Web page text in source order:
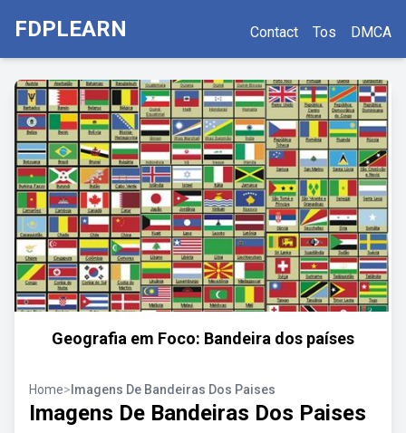
FDPLEARN Contact Tos DMCA
Geografia em Foco: Bandeira dos países
Home> Imagens De Bandeiras Dos Paises
Imagens De Bandeiras Dos Paises